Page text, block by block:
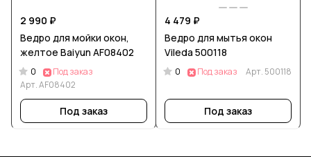
2 990 ₽
Ведро для мойки окон,
желтое Baiyun AF08402
0
Под заказ
Арт.AF08402
Под заказ
4 479 ₽
Ведро для мытья окон
Vileda 500118
0 Под заказ Арт. 500118
Под заказ